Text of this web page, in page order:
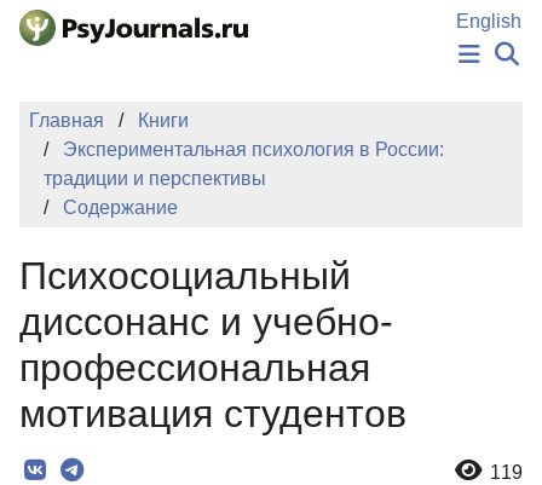
Перейти к основному содержанию
English
ПОДАТЬ РУКОПИСЬ
Регистрация
Главная
Книги
Экспериментальная психология в России:
традиции и перспективы
Содержание
Психосоциальный
диссонанс и учебно-
профессиональная
мотивация студентов
119